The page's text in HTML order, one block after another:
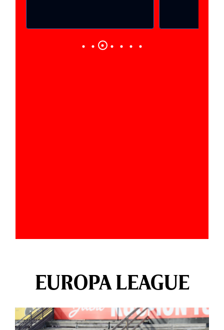
EUROPA LEAGUE